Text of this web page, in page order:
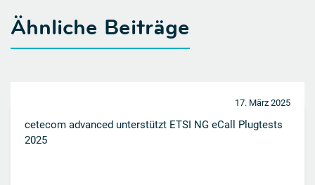
Ähnliche Beiträge
17. März 2025
cetecom advanced unterstützt ETSI NG eCall Plugtests
2025